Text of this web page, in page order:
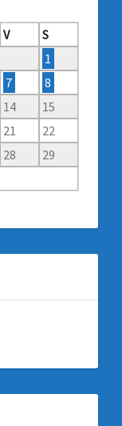
V
S
1
7
8
14
15
21
22
28
29